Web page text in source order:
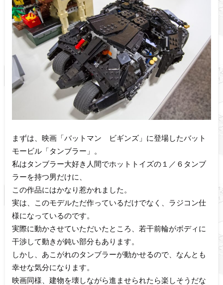
まずは、映画「バットマン ビギンズ」に登場したバット
モービル「タンブラー」。
私はタンブラー大好き人間でホットトイズの１／６タンブ
ラーを持つ男だけに、
この作品にはかなり惹かれました。
実は、このモデルただ作っているだけでなく、ラジコン仕
様になっているのです。
実際に動かさせていただいたところ、若干前輪がボディに
干渉して動きが鈍い部分もあります。
しかし、あこがれのタンブラーが動かせるので、なんとも
幸せな気分になります。
映画同様、建物を壊しながら進ませられたら楽しそうだな